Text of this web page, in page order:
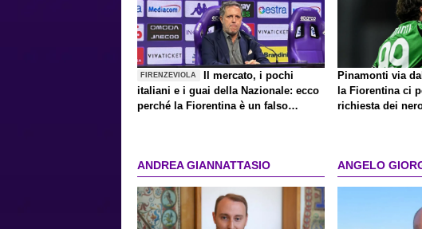
FIRENZEVIOLA
Il mercato, i pochi
italiani e i guai della Nazionale: ecco
perché la Fiorentina è un falso
Pinamonti via
la Fiorentina ci
richiesta dei
ANDREA GIANNATTASIO ANGELO